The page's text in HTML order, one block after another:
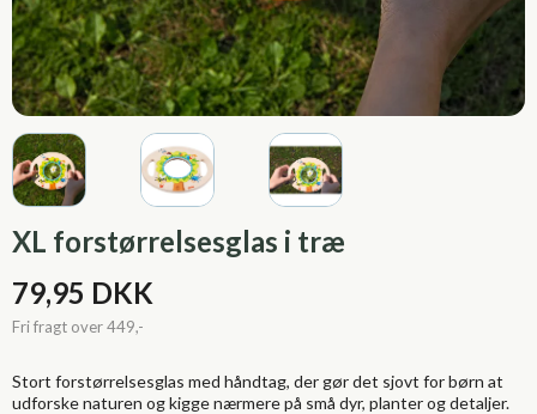
XL forstørrelsesglas i træ
79,95 DKK
Stort forstørrelsesglas med håndtag, der gør det sjovt for børn at
udforske naturen og kigge nærmere på små dyr, planter og detaljer.